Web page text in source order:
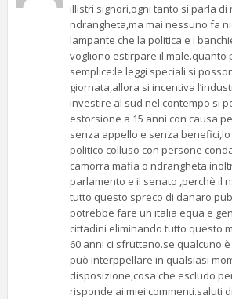
illistri signori,ogni tanto si parla di
ndrangheta,ma mai nessuno fa
lampante che la politica e i
vogliono estirpare il male.quanto
semplice:le leggi speciali si
giornata,allora si incentiva
investire al sud nel contempo si
estorsione a 15 anni con causa
senza appello e senza
politico colluso con persone
camorra mafia o
parlamento e il senato ,perchè il
tutto questo spreco di danaro
potrebbe fare un italia equa e
cittadini eliminando tutto questo
60 anni ci sfruttano.se qualcuno è
può interppellare in qualsiasi
disposizione,cosa che escludo
risponde ai miei commenti.saluti